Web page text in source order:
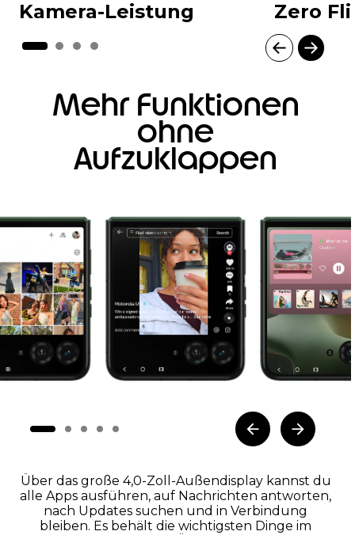
Kamera-Leistung
Zero
Mehr Funktionen
ohne
Aufzuklappen
Über das große 4,0-Zoll-Außendisplay kannst du
alle Apps ausführen, auf Nachrichten antworten,
nach Updates suchen und in Verbindung
bleiben. Es behält die wichtigsten Dinge im